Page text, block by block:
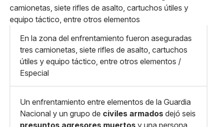
Linkedin
Facebook
X
Whatsapp
Copiar enlace
Pequeño
Mediano
Grande
En la zona del enfrentamiento fueron aseguradas
tres camionetas, siete rifles de asalto, cartuchos
útiles y equipo táctico, entre otros elementos /
Especial
Un enfrentamiento entre elementos de la Guardia
Nacional y un grupo de civiles armados dejó seis
presuntos agresores muertos y una persona